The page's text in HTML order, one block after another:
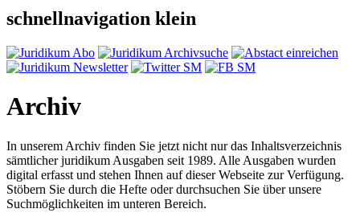
schnellnavigation klein
Archiv
In unserem Archiv finden Sie jetzt nicht nur das Inhaltsverzeichnis
sämtlicher juridikum Ausgaben seit 1989. Alle Ausgaben wurden
digital erfasst und stehen Ihnen auf dieser Webseite zur Verfügung.
Stöbern Sie durch die Hefte oder durchsuchen Sie über unsere
Suchmöglichkeiten im unteren Bereich.